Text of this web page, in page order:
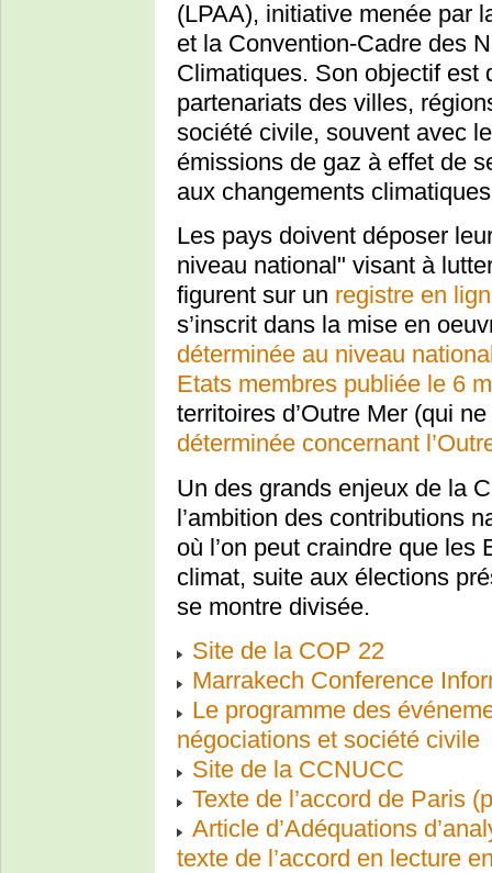
(LPAA), initiative menée par
et la Convention-Cadre des
Climatiques. Son objectif est
partenariats des villes,
société civile, souvent avec
émissions de gaz à effet de
aux changements
Les pays doivent déposer
niveau national" visant à
figurent sur un registre en
s’inscrit dans la mise en
déterminée au niveau
Etats membres publiée le 6
territoires d’Outre Mer (qui
déterminée concernant
Un des grands enjeux de la
l’ambition des contributions
où l’on peut craindre que
climat, suite aux élections
se montre divisée.
Site de la COP 22
Marrakech Conference
Le programme des
négociations et société civile
Site de la CCNUCC
Texte de l’accord de Paris
Article d’Adéquations
texte de l’accord en lecture